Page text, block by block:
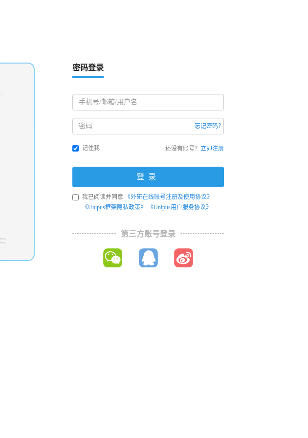
密码登录
忘记密码？
记住我 还没有账号？ 立即注册
登录
我已阅读并同意
《外研在线账号注册及使用协议》
《Unipus框架隐私政策》
《Unipus用户服务协议》
第三方账号登录